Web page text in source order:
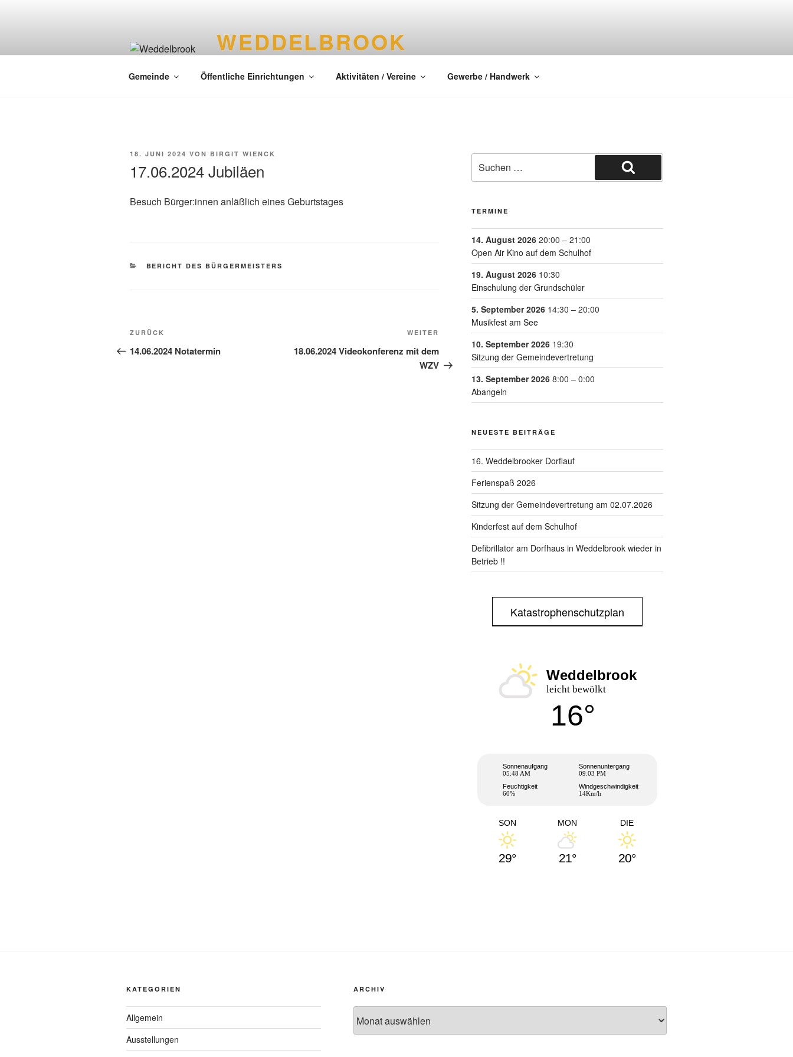
WEDDELBROOK
Gemeinde Öffentliche Einrichtungen Aktivitäten / Vereine Gewerbe / Handwerk
18. JUNI 2024 VON BIRGIT WIENCK
17.06.2024 Jubiläen
Besuch Bürger:innen anläßlich eines Geburtstages
BERICHT DES BÜRGERMEISTERS
ZURÜCK
14.06.2024 Notatermin
WEITER
18.06.2024 Videokonferenz mit dem
WZV
TERMINE
14. August 2026 20:00 – 21:00
Open Air Kino auf dem Schulhof
19. August 202610:30
Einschulung der Grundschüler
5. September 2026 14:30 – 20:00
Musikfest am See
10. September 202619:30
Sitzung der Gemeindevertretung
13. September 2026 8:00 – 0:00
Abangeln
NEUESTE BEITRÄGE
16. Weddelbrooker Dorflauf
Ferienspaß 2026
Sitzung der Gemeindevertretung am 02.07.2026
Kinderfest auf dem Schulhof
Defibrillator am Dorfhaus in Weddelbrook wieder in
Betrieb !!
Katastrophenschutzplan
Weddelbrook
leicht bewölkt
16°
Sonnenaufgang
05:48 AM
Sonnenuntergang
09:03 PM
Feuchtigkeit
60%
Windgeschwindigkeit
14Km/h
SON
29°
MON
21°
DIE
20°
KATEGORIEN
Allgemein
Ausstellungen
ARCHIV